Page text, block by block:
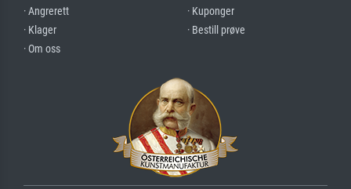
· Angrerett
· Klager
· Om oss
· Kuponger
· Bestill prøve